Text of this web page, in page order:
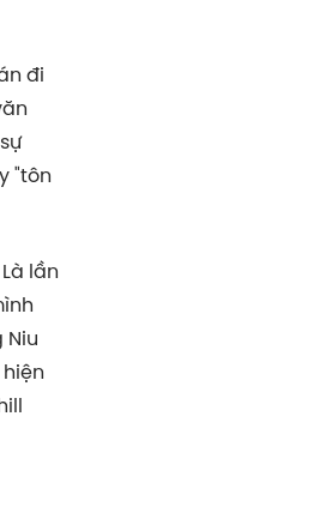
đi
"tôn
lần
Niu